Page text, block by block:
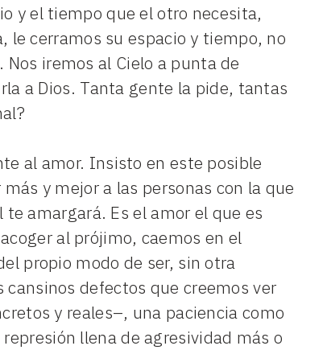
y el tiempo que el otro necesita,
cerramos su espacio y tiempo, no
iremos al Cielo a punta de
a Dios. Tanta gente la pide, tantas
al amor. Insisto en este posible
y mejor a las personas con la que
amargará. Es el amor el que es
al prójimo, caemos en el
propio modo de ser, sin otra
defectos que creemos ver
y reales–, una paciencia como
llena de agresividad más o